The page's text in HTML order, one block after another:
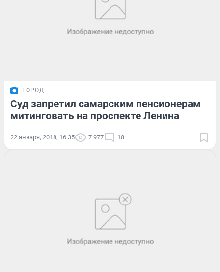
ГОРОД
Суд запретил самарским пенсионерам
митинговать на проспекте Ленина
22 января, 2018, 16:35 7 977 18